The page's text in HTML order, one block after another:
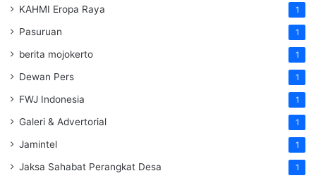
KAHMI Eropa Raya 1
Pasuruan 1
berita mojokerto 1
Dewan Pers 1
FWJ Indonesia 1
Galeri & Advertorial 1
Jamintel 1
Jaksa Sahabat Perangkat Desa 1